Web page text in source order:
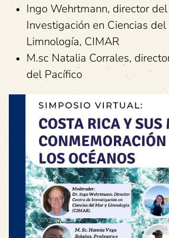
Ingo Wehrtmann, director
Investigación en Ciencias
Limnología, CIMAR
M.sc Natalia Corrales,
del Pacífico